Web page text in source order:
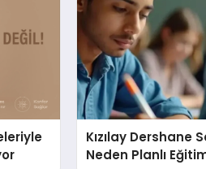
Kızılay Dershane
Neden Planlı